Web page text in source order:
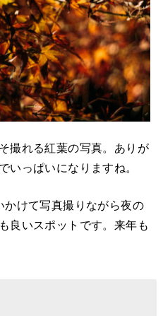
撮れる紅葉の写真。ありが
いっぱいになりますね。
かけて写真撮りながら夜の
良いスポットです。来年も